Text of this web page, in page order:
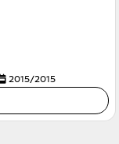
2015/2015